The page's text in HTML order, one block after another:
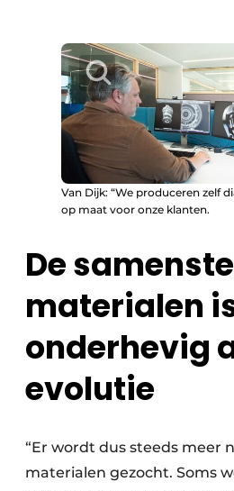
Van Dijk: “We produceren zelf
op maat voor onze klanten.
De
materialen
onderhevig
evolutie
“Er wordt dus steeds meer
materialen gezocht. Soms